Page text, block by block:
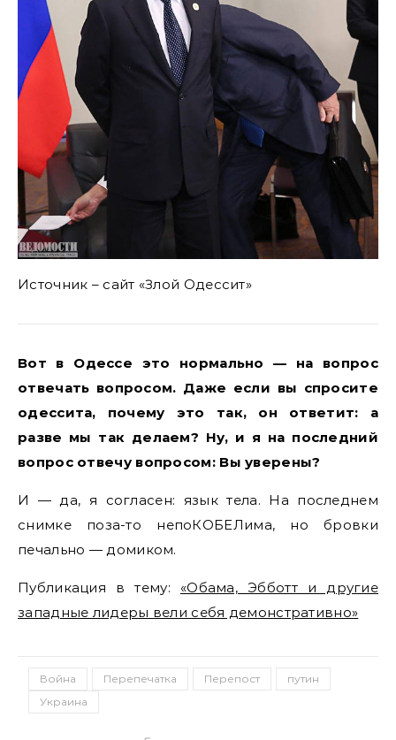
Источник – сайт «Злой Одессит»
Вот в Одессе это нормально — на вопрос
отвечать вопросом. Даже если вы спросите
одессита, почему это так, он ответит: а
разве мы так делаем? Ну, и я на последний
вопрос отвечу вопросом: Вы уверены?
И — да, я согласен: язык тела. На последнем
снимке поза-то непоКОБЕЛима, но бровки
печально — домиком.
Публикация в тему: «Обама, Эбботт и другие
западные лидеры вели себя демонстративно»
Война Перепечатка Перепост
путин
Украина